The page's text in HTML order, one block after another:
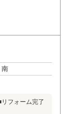
南
フォーム完了